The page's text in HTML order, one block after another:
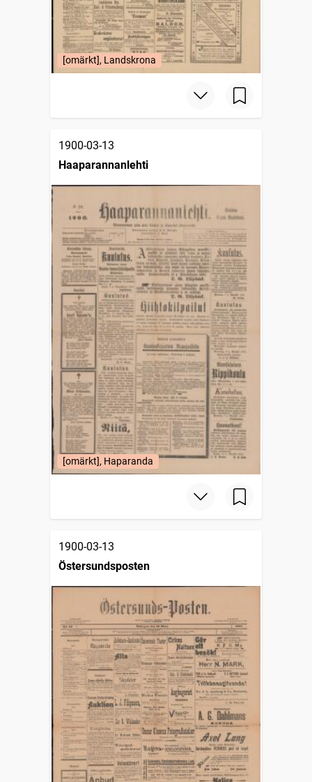
[omärkt], Landskrona
1900-03-13
Haaparannanlehti
[omärkt], Haparanda
1900-03-13
Östersundsposten